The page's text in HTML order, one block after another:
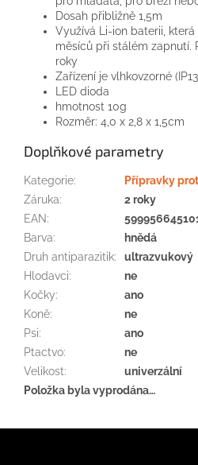
Dosah přibližně 1,5m
Využívá Li-ion baterii, která
měsíců při stálém zapnutí.
roky
Zařízení je vlhkovzorné
LED dioda
hmotnost 10g
Rozměr: 4,0 x 2,8 x 1,5cm
Doplňkové parametry
Kategorie:
Přípravky
Záruka:
2 roky
EAN:
Barva:
hnědá
Druh antiparazitik:
ultrazvukový
Hlodavci:
ne
Kočky:
ano
Koně:
ne
Psi:
ano
Ptactvo:
ne
Velikost:
univerzální
Položka byla vyprodána…